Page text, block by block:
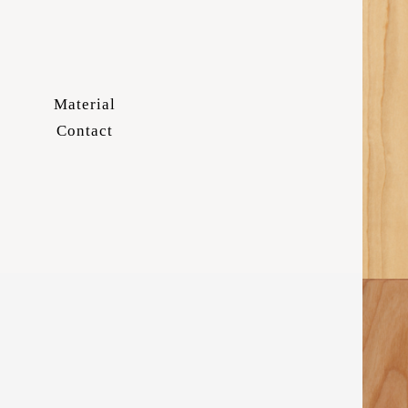
Material
Contact